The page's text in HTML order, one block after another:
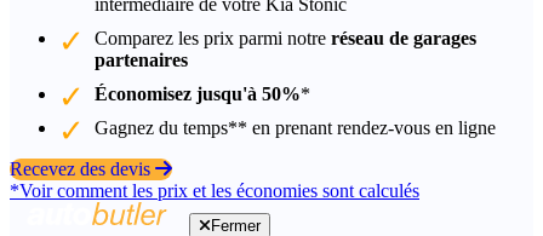
Comparez les prix parmi notre réseau de garages
partenaires
Économisez jusqu'à 50%*
Gagnez du temps** en prenant rendez-vous en ligne
Recevez des devis
*Voir comment les prix et les économies sont calculés
Fermer